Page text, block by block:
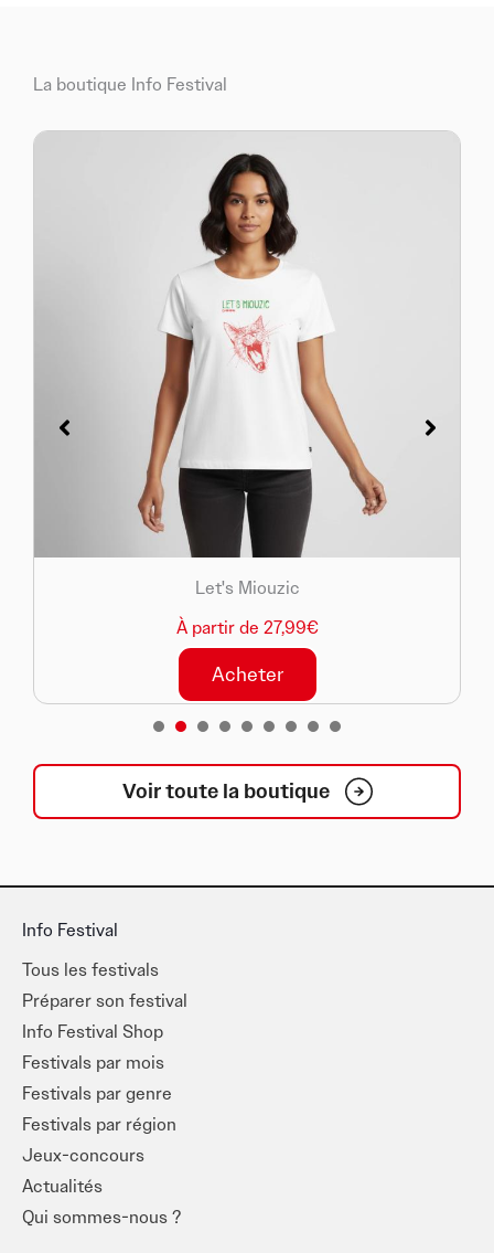
La boutique Info Festival
Let's Miouzic
À partir de 27,99€
Acheter
1
Voir toute la boutique
Info Festival
Tous les festivals
Préparer son festival
Info Festival Shop
Festivals par mois
Festivals par genre
Festivals par région
Jeux-concours
Actualités
Qui sommes-nous ?